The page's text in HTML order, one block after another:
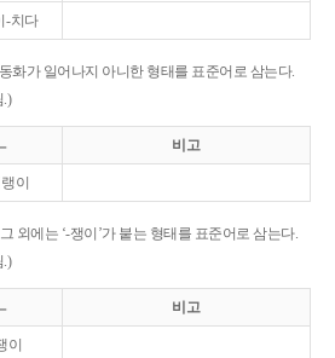
-치다
화가 일어나지 아니한 형태를 표준어로 삼는다.
.)
비고
이
외에는 ‘-쟁이’가 붙는 형태를 표준어로 삼는다.
.)
비고
이